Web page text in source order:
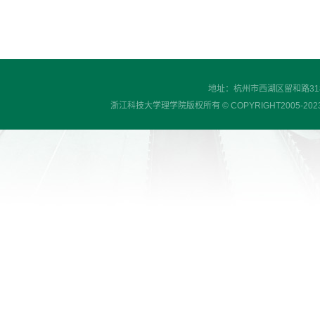
地址：杭州市西湖区留和路
浙江科技大学理学院版权所有 © COPYRIGHT2005-